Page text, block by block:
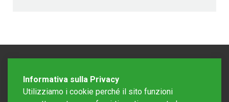
Informativa sulla Privacy
Utilizziamo i cookie perché il sito funzioni